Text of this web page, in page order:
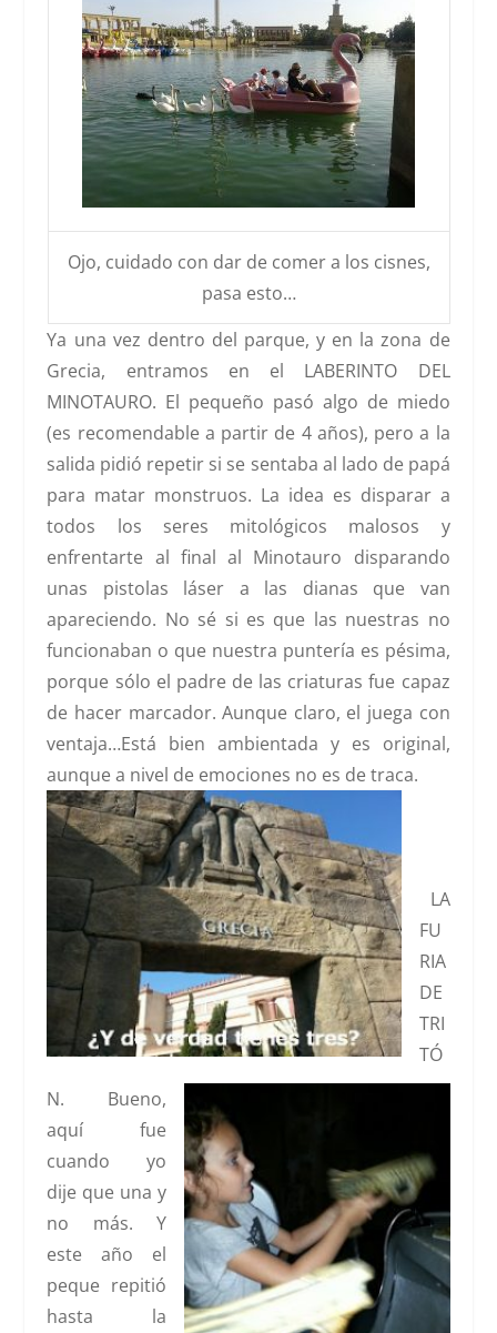
Ojo, cuidado con dar de comer a los cisnes,
pasa esto…
Ya una vez dentro del parque, y en la zona de
Grecia, entramos en el LABERINTO DEL
MINOTAURO. El pequeño pasó algo de miedo
(es recomendable a partir de 4 años), pero a la
salida pidió repetir si se sentaba al lado de papá
para matar monstruos. La idea es disparar a
todos los seres mitológicos malosos y
enfrentarte al final al Minotauro disparando
unas pistolas láser a las dianas que van
apareciendo. No sé si es que las nuestras no
funcionaban o que nuestra puntería es pésima,
porque sólo el padre de las criaturas fue capaz
de hacer marcador. Aunque claro, el juega con
ventaja…Está bien ambientada y es original,
aunque a nivel de emociones no es de traca.
LA
FU
RIA
DE
TRI
TÓ
N. Bueno,
aquí fue
cuando yo
dije que una y
no más. Y
este año el
peque repitió
hasta la